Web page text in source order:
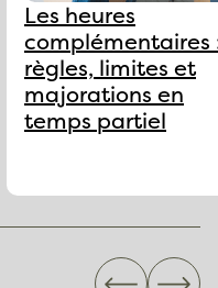
Les heures
complémentaires
règles, limites et
majorations en
temps partiel